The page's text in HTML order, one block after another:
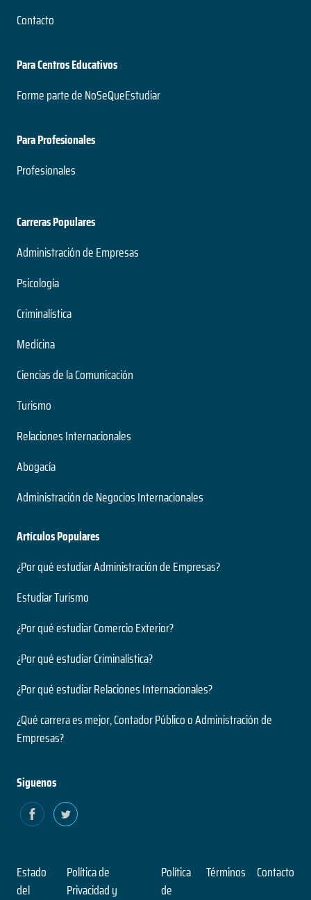
Contacto
Para Centros Educativos
Forme parte de NoSeQueEstudiar
Para Profesionales
Profesionales
Carreras Populares
Administración de Empresas
Psicología
Criminalística
Medicina
Ciencias de la Comunicación
Turismo
Relaciones Internacionales
Abogacía
Administración de Negocios Internacionales
Artículos Populares
¿Por qué estudiar Administración de Empresas?
Estudiar Turismo
¿Por qué estudiar Comercio Exterior?
¿Por qué estudiar Criminalística?
¿Por qué estudiar Relaciones Internacionales?
¿Qué carrera es mejor, Contador Público o Administración de
Empresas?
Siguenos
Estado
del
Política de
Privacidad y
Política
de
Términos Contacto